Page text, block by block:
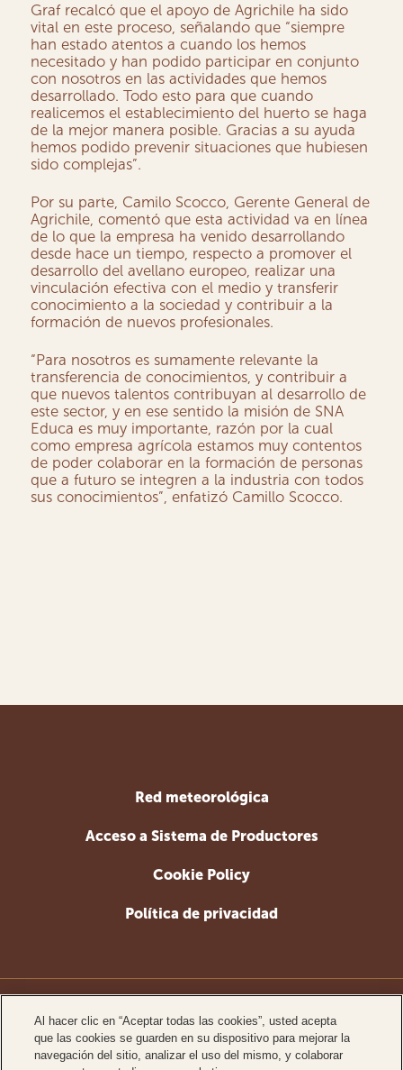
Graf recalcó que el apoyo de Agrichile ha sido
vital en este proceso, señalando que “siempre
han estado atentos a cuando los hemos
necesitado y han podido participar en conjunto
con nosotros en las actividades que hemos
desarrollado. Todo esto para que cuando
realicemos el establecimiento del huerto se haga
de la mejor manera posible. Gracias a su ayuda
hemos podido prevenir situaciones que hubiesen
sido complejas”.
Por su parte, Camilo Scocco, Gerente General de
Agrichile, comentó que esta actividad va en línea
de lo que la empresa ha venido desarrollando
desde hace un tiempo, respecto a promover el
desarrollo del avellano europeo, realizar una
vinculación efectiva con el medio y transferir
conocimiento a la sociedad y contribuir a la
formación de nuevos profesionales.
“Para nosotros es sumamente relevante la
transferencia de conocimientos, y contribuir a
que nuevos talentos contribuyan al desarrollo de
este sector, y en ese sentido la misión de SNA
Educa es muy importante, razón por la cual
como empresa agrícola estamos muy contentos
de poder colaborar en la formación de personas
que a futuro se integren a la industria con todos
sus conocimientos”, enfatizó Camillo Scocco.
Red meteorológica
Acceso a Sistema de Productores
Cookie Policy
Política de privacidad
www.ferrero.com
www.ferrerosustainability.com
Al hacer clic en “Aceptar todas las cookies”, usted acepta
que las cookies se guarden en su dispositivo para mejorar la
navegación del sitio, analizar el uso del mismo, y colaborar